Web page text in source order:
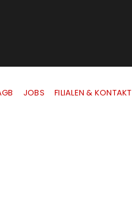
JOBS FILIALEN & KONTAKT